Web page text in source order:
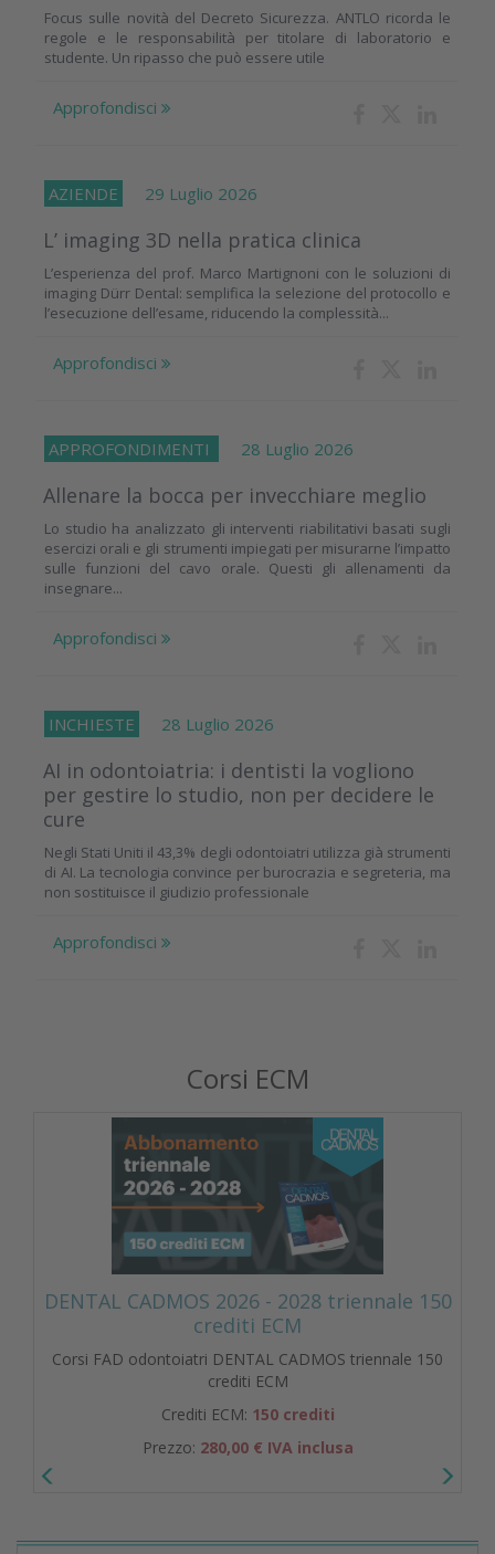
Focus sulle novità del Decreto Sicurezza. ANTLO ricorda le
regole e le responsabilità per titolare di laboratorio e
studente. Un ripasso che può essere utile
Approfondisci
AZIENDE 29 Luglio 2026
L’ imaging 3D nella pratica clinica
L’esperienza del prof. Marco Martignoni con le soluzioni di
imaging Dürr Dental: semplifica la selezione del protocollo e
l’esecuzione dell’esame, riducendo la complessità...
Approfondisci
APPROFONDIMENTI 28 Luglio 2026
Allenare la bocca per invecchiare meglio
Lo studio ha analizzato gli interventi riabilitativi basati sugli
esercizi orali e gli strumenti impiegati per misurarne l’impatto
sulle funzioni del cavo orale. Questi gli allenamenti da
insegnare...
Approfondisci
INCHIESTE 28 Luglio 2026
AI in odontoiatria: i dentisti la vogliono
per gestire lo studio, non per decidere le
cure
Negli Stati Uniti il 43,3% degli odontoiatri utilizza già strumenti
di AI. La tecnologia convince per burocrazia e segreteria, ma
non sostituisce il giudizio professionale
Approfondisci
Corsi ECM
DENTAL CADMOS 2026 - 2028 triennale 150
crediti ECM
Corsi FAD odontoiatri DENTAL CADMOS triennale 150
crediti ECM
Crediti ECM: 150 crediti
Prezzo: 280,00 € IVA inclusa